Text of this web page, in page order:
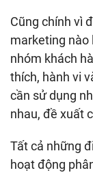
Cũng chính vì
marketing nào
nhóm khách
thích, hành vi
cần sử dụng
nhau, đề xuất
Tất cả những
hoạt động